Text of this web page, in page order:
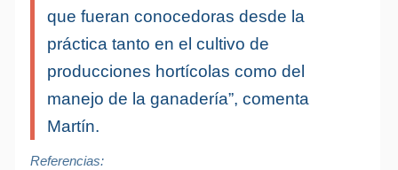
que fueran conocedoras desde la
práctica tanto en el cultivo de
producciones hortícolas como del
manejo de la ganadería”, comenta
Martín.
Referencias: